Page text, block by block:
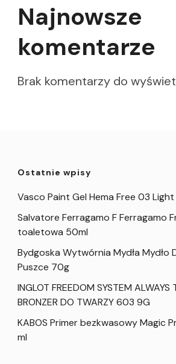
Najnowsze
komentarze
Brak komentarzy do
Ostatnie wpisy
Vasco Paint Gel Hema Free 03
Salvatore Ferragamo F Ferragamo
toaletowa 50ml
Bydgoska Wytwórnia Mydła Mydło
Puszce 70g
INGLOT FREEDOM SYSTEM ALWAYS
BRONZER DO TWARZY 603 9G
KABOS Primer bezkwasowy Magic
ml